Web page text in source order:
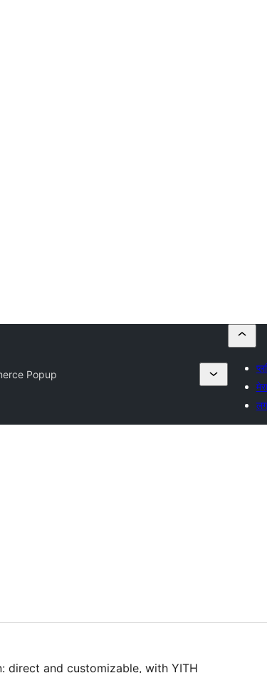
Popup
direct and customizable, with YITH